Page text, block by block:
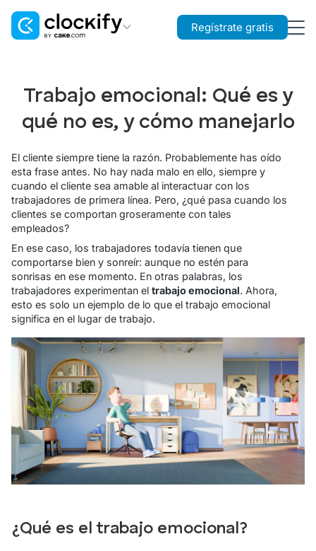
Gestión de proyectos
Pumble
Comunicación en equipo
Regístrate gratis
Trabajo emocional: Qué es y
qué no es, y cómo manejarlo
El cliente siempre tiene la razón. Probablemente has oído
esta frase antes. No hay nada malo en ello, siempre y
cuando el cliente sea amable al interactuar con los
trabajadores de primera línea. Pero, ¿qué pasa cuando los
clientes se comportan groseramente con tales
empleados?
En ese caso, los trabajadores todavía tienen que
comportarse bien y sonreír: aunque no estén para
sonrisas en ese momento. En otras palabras, los
trabajadores experimentan el trabajo emocional. Ahora,
esto es solo un ejemplo de lo que el trabajo emocional
significa en el lugar de trabajo.
¿Qué es el trabajo emocional?